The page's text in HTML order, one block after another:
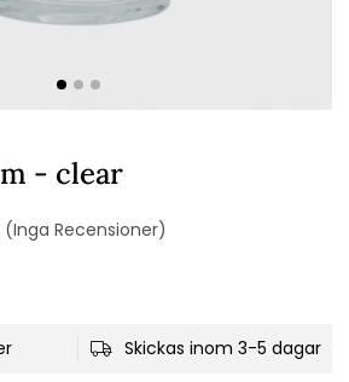
- clear
(Inga Recensioner)
Skickas inom 3-5 dagar